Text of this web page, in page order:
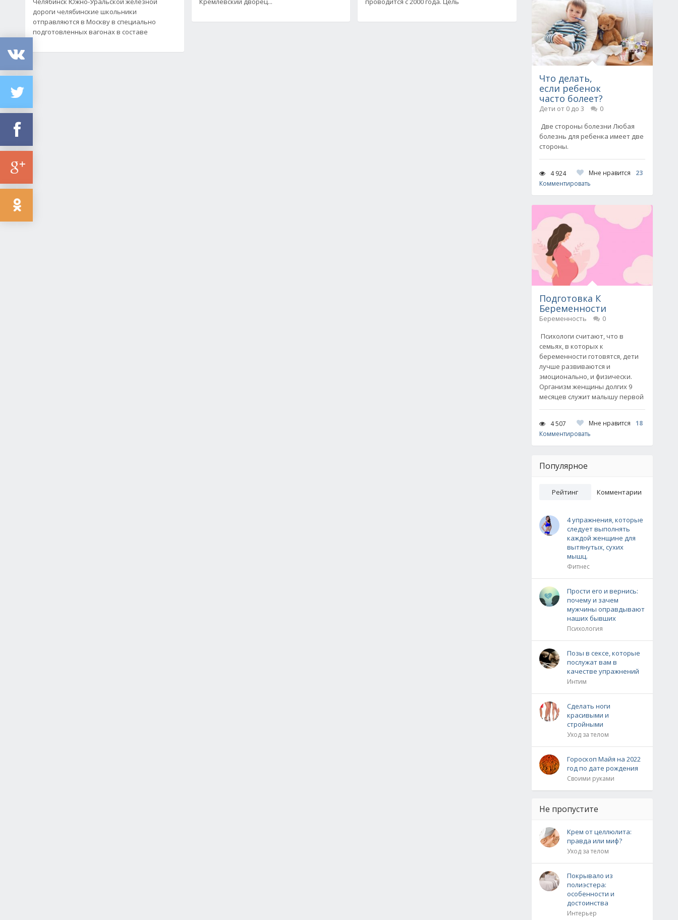
дороги челябинские школьники
отправляются в Москву в специально
подготовленных вагонах в составе
Что делать,
если ребенок
часто болеет?
Дети от 0 до 3
0
Две стороны болезни Любая
болезнь для ребенка имеет две
стороны.
4 924 Мне нравится
23
Комментировать
Подготовка К
Беременности
Беременность
0
Психологи считают, что в
семьях, в которых к
беременности готовятся, дети
лучше развиваются и
эмоционально, и физически.
Организм женщины долгих 9
месяцев служит малышу первой
4 507 Мне нравится
18
Комментировать
Популярное
Рейтинг Комментарии
4 упражнения, которые
следует выполнять
каждой женщине для
вытянутых, сухих
мышц.
Фитнес
Прости его и вернись:
почему и зачем
мужчины оправдывают
наших бывших
Психология
Позы в сексе, которые
послужат вам в
качестве упражнений
Интим
Сделать ноги
красивыми и
стройными
Уход за телом
Гороскоп Майя на 2022
год по дате рождения
Своими руками
Не пропустите
Крем от целлюлита:
правда или миф?
Уход за телом
Покрывало из
полиэстера:
особенности и
достоинства
Интерьер